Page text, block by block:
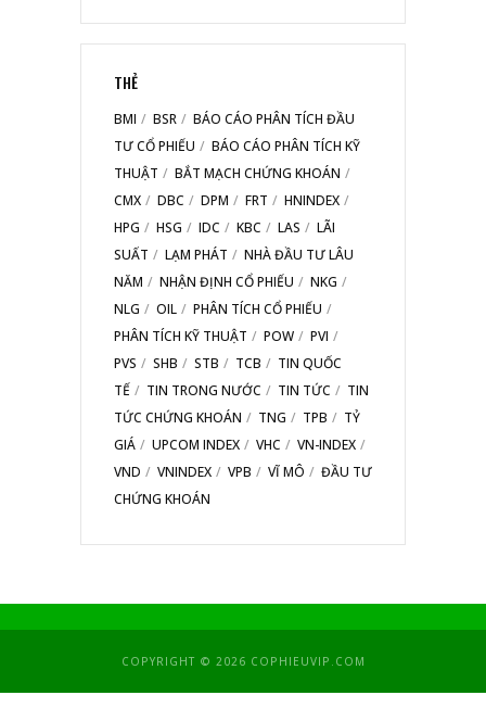
THẺ
BMI BSR
BÁO CÁO PHÂN TÍCH ĐẦU
TƯ CỔ PHIẾU
BÁO CÁO PHÂN TÍCH KỸ
THUẬT
BẮT MẠCH CHỨNG KHOÁN
CMX
DBC DPM FRT
HNINDEX
HPG
HSG IDC KBC LAS
LÃI
SUẤT
LẠM PHÁT
NHÀ ĐẦU TƯ LÂU
NĂM
NHẬN ĐỊNH CỔ PHIẾU
NKG
NLG
OIL
PHÂN TÍCH CỔ PHIẾU
PHÂN TÍCH KỸ THUẬT
POW
PVI
PVS
SHB STB TCB
TIN QUỐC
TẾ
TIN TRONG NƯỚC TIN TỨC
TIN
TỨC CHỨNG KHOÁN
TNG TPB
TỶ
GIÁ
UPCOM INDEX VHC
VN-INDEX
VND
VNINDEX VPB VĨ MÔ
ĐẦU TƯ
CHỨNG KHOÁN
COPYRIGHT © 2026 COPHIEUVIP.COM